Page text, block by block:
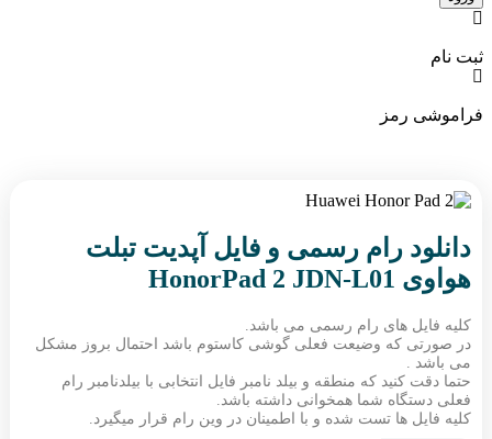
ثبت نام
فراموشی رمز
دانلود رام رسمی و فایل آپدیت تبلت
هواوی HonorPad 2 JDN-L01
کلیه فایل های رام رسمی می باشد.
در صورتی که وضیعت فعلی گوشی کاستوم باشد احتمال بروز مشکل
می باشد .
حتما دقت کنید که منطقه و بیلد نامبر فایل انتخابی با بیلدنامبر رام
فعلی دستگاه شما همخوانی داشته باشد.
کلیه فایل ها تست شده و با اطمینان در وین رام قرار میگیرد.